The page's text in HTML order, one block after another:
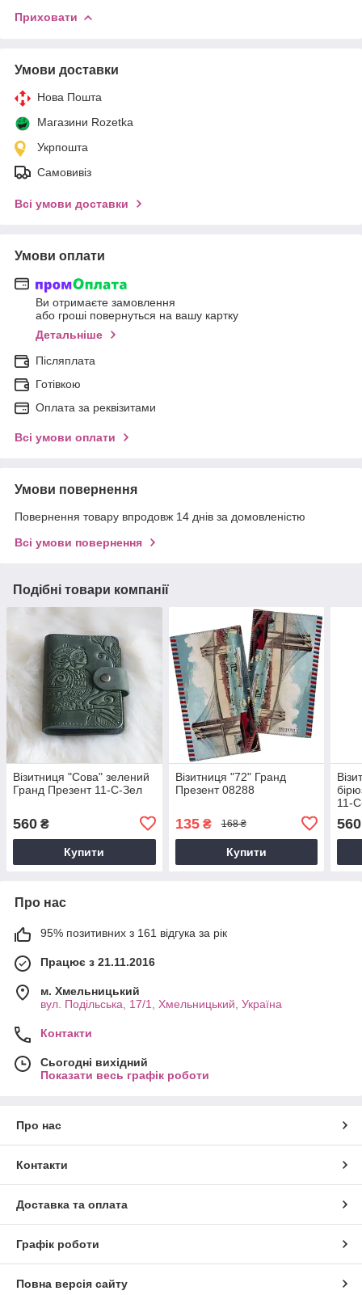
Приховати
Умови доставки
Нова Пошта
Магазини Rozetka
Укрпошта
Самовивіз
Всі умови доставки
Умови оплати
Ви отримаєте замовлення
або гроші повернуться на вашу картку
Детальніше
Післяплата
Готівкою
Оплата за реквізитами
Всі умови оплати
Умови повернення
Повернення товару впродовж 14 днів за домовленістю
Всі умови повернення
Подібні товари компанії
Візитниця "Сова" зелений
Гранд Презент 11-С-Зел
560 ₴
Купити
Візитниця "72" Гранд
Презент 08288
135₴ 168 ₴
Купити
11-
560
Про нас
95% позитивних з 161 відгука за рік
Працює з 21.11.2016
м. Хмельницький
вул. Подільська, 17/1, Хмельницький, Україна
Контакти
Сьогодні вихідний
Показати весь графік роботи
Про нас
Контакти
Доставка та оплата
Графік роботи
Повна версія сайту